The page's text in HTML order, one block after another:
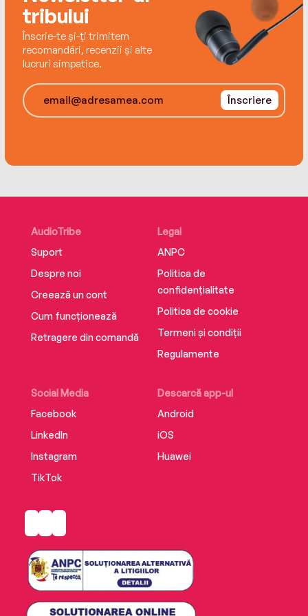
the ones who didn’t make it. The evidence is …
impossible. But for a girl who should be dead,
impossible doesn’t mean it didn’t happen…
tribului
Înscrie-te și-ți trimitem
recomandări, recenzii și alte
lucruri simpatice.
Înscriere
AudioTribe
Suport
Despre noi
Creează un cont
Cum funcționează
Retragere din comandă
Social Media
Facebook
LinkedIn
Instagram
TikTok
Descarcă app-ul
Android
iOS
Huawei
Legal
ANPC
Politica de
confidențialitate
Politica de cookie
Termeni și condiții
Regulamente